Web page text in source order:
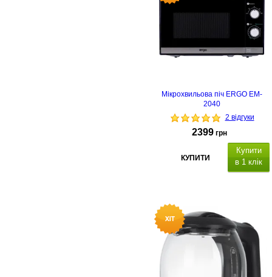
Мікрохвильова піч ERGO EM-
2040
2 відгуки
2399 грн
КУПИТИ
Купити
в 1 клік